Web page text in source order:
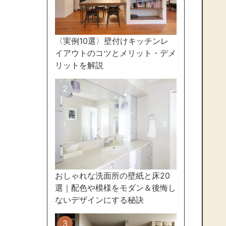
〈実例10選〉壁付けキッチンレ
イアウトのコツとメリット・デメ
リットを解説
おしゃれな洗面所の壁紙と床20
選｜配色や模様をモダン＆後悔し
ないデザインにする秘訣